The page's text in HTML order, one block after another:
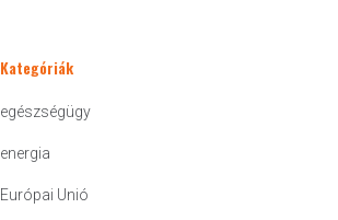
Kategóriák
egészségügy
energia
Európai Unió